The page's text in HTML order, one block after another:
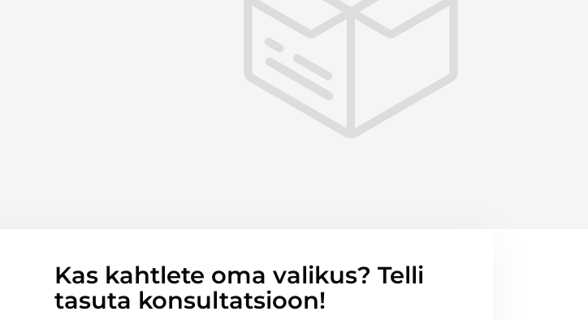
Kas kahtlete oma valikus? Telli
tasuta konsultatsioon!